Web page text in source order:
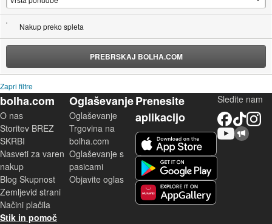
Nakup preko spleta
PREBRSKAJ BOLHA.COM
Zapri filtre
bolha.com
O nas
Storitev BREZ
SKRBI
Nasveti za varen
nakup
Blog Skupnost
Zemljevid strani
Načini plačila
Stik in pomoč
Oglaševanje
Oglaševanje
Trgovina na
bolha.com
Oglaševanje s
pasicami
Objavite oglas
Prenesite
aplikacijo
Sledite nam